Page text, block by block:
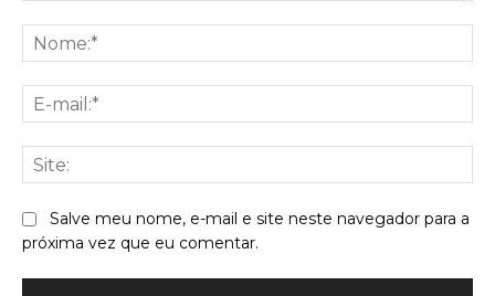
Salve meu nome, e-mail e site neste navegador para a
próxima vez que eu comentar.